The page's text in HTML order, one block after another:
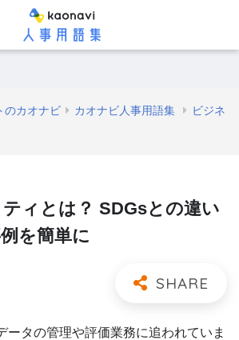
のカオナビ カオナビ人事用語集
ビジネ
ィとは？ SDGsとの違い
を簡単に
ータの管理や評価業務に追われていま